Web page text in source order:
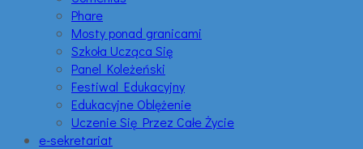
Phare
Mosty ponad granicami
Szkoła Ucząca Się
Panel Koleżeński
Festiwal Edukacyjny
Edukacyjne Oblężenie
Uczenie Się Przez Całe Życie
e-sekretariat